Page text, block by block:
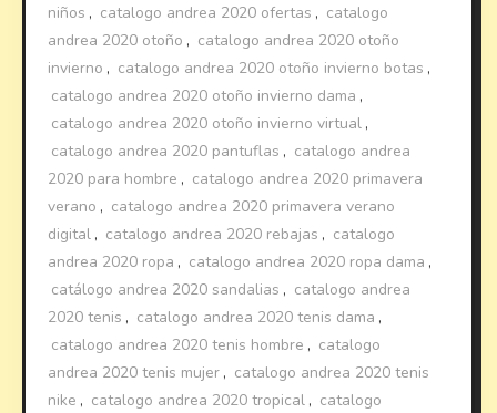
niños , catalogo andrea 2020 ofertas , catalogo
andrea 2020 otoño , catalogo andrea 2020 otoño
invierno , catalogo andrea 2020 otoño invierno botas ,
catalogo andrea 2020 otoño invierno dama ,
catalogo andrea 2020 otoño invierno virtual ,
catalogo andrea 2020 pantuflas , catalogo andrea
2020 para hombre , catalogo andrea 2020 primavera
verano , catalogo andrea 2020 primavera verano
digital , catalogo andrea 2020 rebajas , catalogo
andrea 2020 ropa , catalogo andrea 2020 ropa dama ,
catálogo andrea 2020 sandalias , catalogo andrea
2020 tenis , catalogo andrea 2020 tenis dama ,
catalogo andrea 2020 tenis hombre , catalogo
andrea 2020 tenis mujer , catalogo andrea 2020 tenis
nike , catalogo andrea 2020 tropical , catalogo